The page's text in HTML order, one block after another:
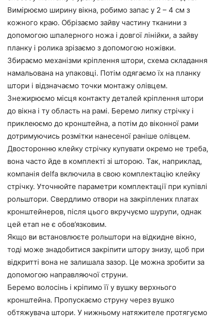
Вимірюємо ширину вікна, робимо запас у 2 – 4 см з
кожного краю. Обрізаємо зайву частину тканини з
допомогою шпалерного ножа і довгої лінійки, а зайву
планку і ролика зрізаємо з допомогою ножівки.
Збираємо механізми кріплення штори, схема складання
намальована на упаковці. Потім одягаємо їх на планку
штори і відзначаємо точки монтажу олівцем.
Знежирюємо місця контакту деталей кріплення штори
до вікна і ту область на рамі. Беремо липку стрічку і
приклеюємо до кронштейна, а потім до віконної рами
дотримуючись розмітки нанесеної раніше олівцем.
Двосторонню клейку стрічку купувати окремо не треба,
вона часто йде в комплекті зі шторою. Так, наприклад,
компанія delfa включила в свою комплектацію клейку
стрічку. Уточнюйте параметри комплектації при купівлі
рольштори. Свердлимо отвори на закріплених платах
кронштейнеров, після цього вкручуємо шурупи, однак
цей етап не є обов’язковим.
Якщо ви встановлюєте рольштори на відкидне вікно,
тоді може знадобитися закріпити штору знизу, щоб при
відкритті вона не залишала зазор. Це можна зробити за
допомогою направляючої струни.
Беремо волосінь і кріпимо її у вушку верхнього
кронштейна. Пропускаємо струну через вушко
обтяжувача штори. У нижньому натяжителе протягуємо